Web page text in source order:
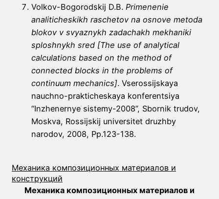
Volkov-Bogorodskij D.B. Primenenie
analiticheskikh raschetov na osnove metoda
blokov v svyaznykh zadachakh mekhaniki
sploshnykh sred [The use of analytical
calculations based on the method of
connected blocks in the problems of
continuum mechanics]. Vserossijskaya
nauchno-prakticheskaya konferentsiya
“Inzhenernye sistemy-2008”, Sbornik trudov,
Moskva, Rossijskij universitet druzhby
narodov, 2008, Pp.123-138.
Механика композиционных материалов и
конструкций
Механика композиционных материалов и